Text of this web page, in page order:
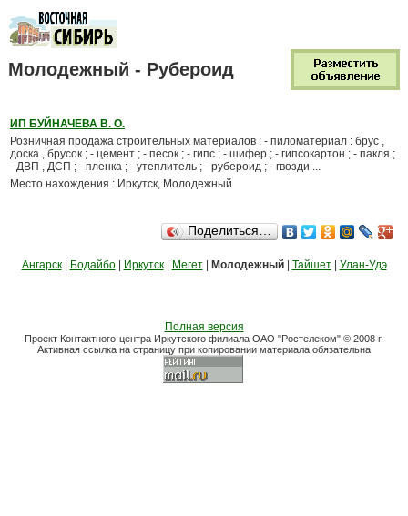
Молодежный - Рубероид
ИП БУЙНАЧЕВА В. О.
Розничная продажа строительных материалов : - пиломатериал : брус ,
доска , брусок ; - цемент ; - песок ; - гипс ; - шифер ; - гипсокартон ; - пакля ;
- ДВП , ДСП ; - пленка ; - утеплитель ; - рубероид ; - гвозди ...
Место нахождения : Иркутск, Молодежный
Поделиться…
Ангарск| Бодайбо| Иркутск| Мегет| Молодежный| Тайшет| Улан-Удэ
Полная версия
Проект Контактного-центра Иркутского филиала ОАО "Ростелеком" © 2008 г.
Активная ссылка на страницу при копировании материала обязательна